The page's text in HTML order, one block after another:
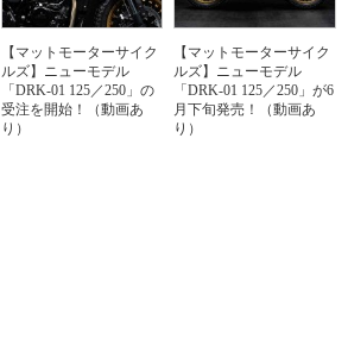
【マットモーターサイク
ルズ】ニューモデル
「DRK-01 125／250」の
受注を開始！（動画あ
り）
【マットモーターサイク
ルズ】ニューモデル
「DRK-01 125／250」が6
月下旬発売！（動画あ
り）